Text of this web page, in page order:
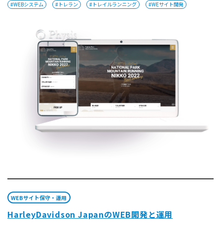
#WEBシステム #トレラン #トレイルランニング #WEサイト開発
WEBサイト保守・運用
HarleyDavidson JapanのWEB開発と運用